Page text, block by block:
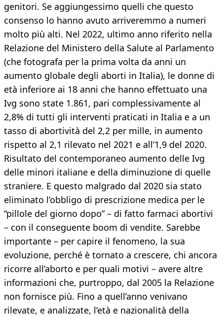
genitori. Se aggiungessimo quelli che questo
consenso lo hanno avuto arriveremmo a numeri
molto più alti. Nel 2022, ultimo anno riferito nella
Relazione del Ministero della Salute al Parlamento
(che fotografa per la prima volta da anni un
aumento globale degli aborti in Italia), le donne di
età inferiore ai 18 anni che hanno effettuato una
Ivg sono state 1.861, pari complessivamente al
2,8% di tutti gli interventi praticati in Italia e a un
tasso di abortività del 2,2 per mille, in aumento
rispetto al 2,1 rilevato nel 2021 e all’1,9 del 2020.
Risultato del contemporaneo aumento delle Ivg
delle minori italiane e della diminuzione di quelle
straniere. E questo malgrado dal 2020 sia stato
eliminato l’obbligo di prescrizione medica per le
“pillole del giorno dopo” – di fatto farmaci abortivi
– con il conseguente boom di vendite. Sarebbe
importante – per capire il fenomeno, la sua
evoluzione, perché è tornato a crescere, chi ancora
ricorre all’aborto e per quali motivi – avere altre
informazioni che, purtroppo, dal 2005 la Relazione
non fornisce più. Fino a quell’anno venivano
rilevate, e analizzate, l’età e nazionalità della